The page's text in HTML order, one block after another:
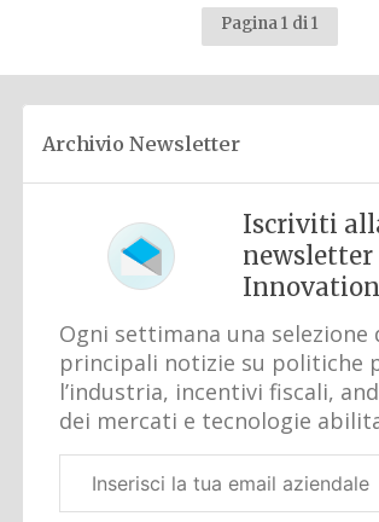
Pagina 1 di 1
Archivio Newsletter
Iscriviti
newsletter
Ogni settimana una selezione
principali notizie su politiche
l’industria, incentivi fiscali,
dei mercati e tecnologie
aziendale